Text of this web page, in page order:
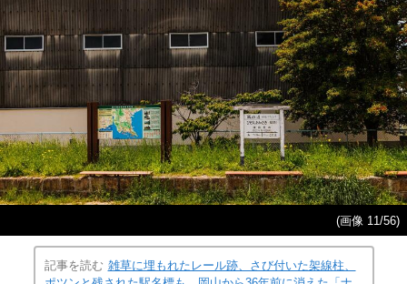
(画像 11/56)
記事を読む 雑草に埋もれたレール跡、さび付いた架線柱、